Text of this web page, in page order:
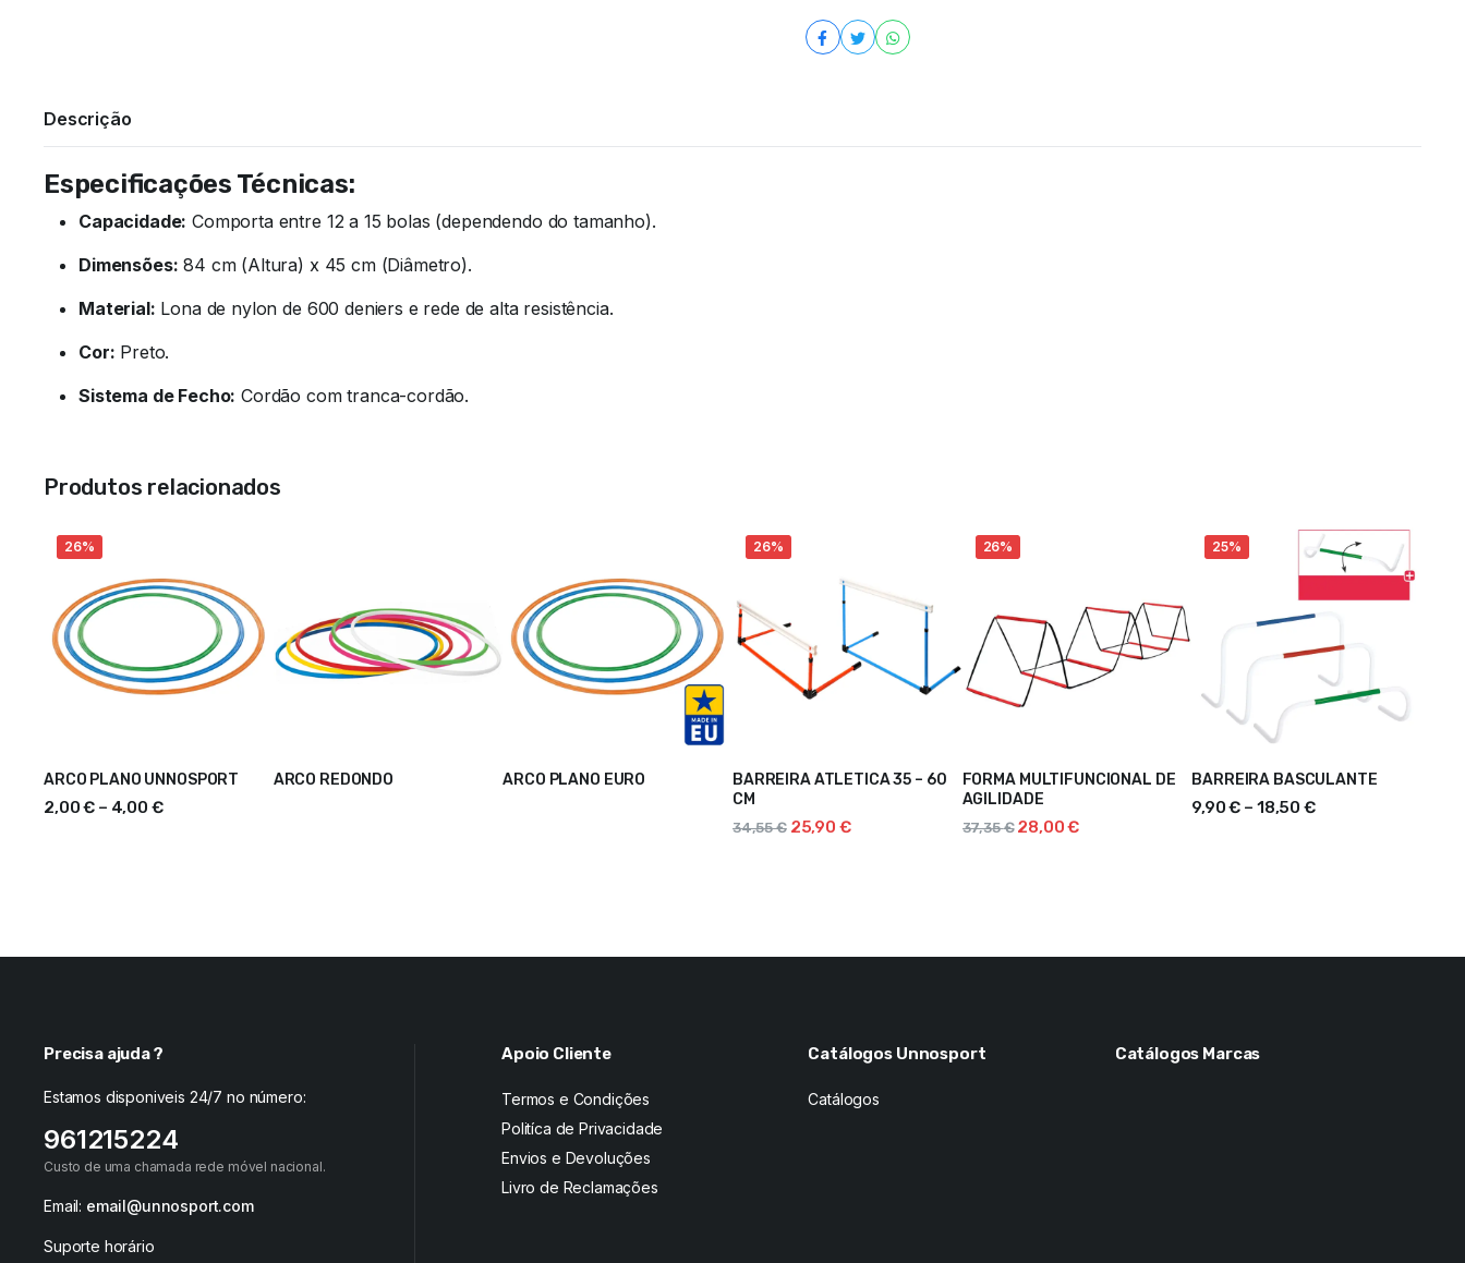
Descrição
Especificações Técnicas:
Capacidade: Comporta entre 12 a 15 bolas (dependendo do tamanho).
Dimensões: 84 cm (Altura) x 45 cm (Diâmetro).
Material: Lona de nylon de 600 deniers e rede de alta resistência.
Cor: Preto.
Sistema de Fecho: Cordão com tranca-cordão.
Produtos relacionados
26%
ARCO PLANO UNNOSPORT
VER OPÇÕES
2,00€ – 4,00 €
ARCO REDONDO
Ler mais ARCO PLANO EURO
Ler mais
26%
BARREIRA ATLETICA 35 – 60
CM
ADICIONAR
34,55€ 25,90 €
26%
FORMA MULTIFUNCIONAL DE
AGILIDADE
ADICIONAR
37,35€ 28,00€
25%
BARREIRA BASCULANTE
VER OPÇÕES
9,90€ – 18,50 €
Precisa ajuda ?
Estamos disponiveis 24/7 no número:
961215224
Custo de uma chamada rede móvel nacional.
Email: email@unnosport.com
Suporte horário
Apoio Cliente
Termos e Condições
Politíca de Privacidade
Envios e Devoluções
Livro de Reclamações
Catálogos Unnosport
Catálogos
Catálogos Marcas